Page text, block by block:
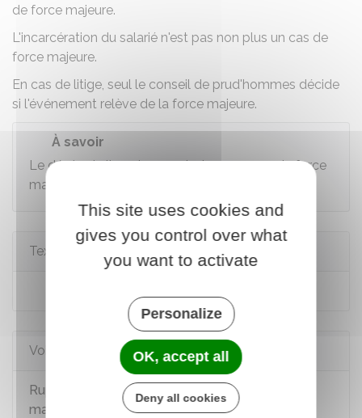
de force majeure.
L'incarcération du salarié n'est pas non plus un cas de
force majeure.
En cas de litige, seul le conseil de prud'hommes décide
si l'événement relève de la force majeure.
À savoir
Le décès de l'employeur n'est pas un cas de force
majeure.
Textes de référence
Voir aussi
Rupture du contrat de travail pour cas de force
majeure
This site uses cookies and
gives you control over what
you want to activate
Personalize
OK, accept all
Deny all cookies